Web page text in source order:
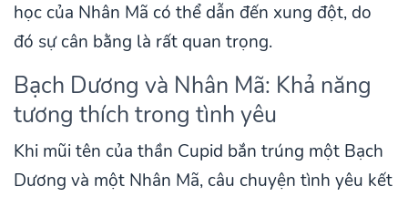
học của Nhân Mã có thể dẫn đến xung đột, do
đó sự cân bằng là rất quan trọng.
Bạch Dương và Nhân Mã: Khả năng
tương thích trong tình yêu
Khi mũi tên của thần Cupid bắn trúng một Bạch
Dương và một Nhân Mã, câu chuyện tình yêu kết